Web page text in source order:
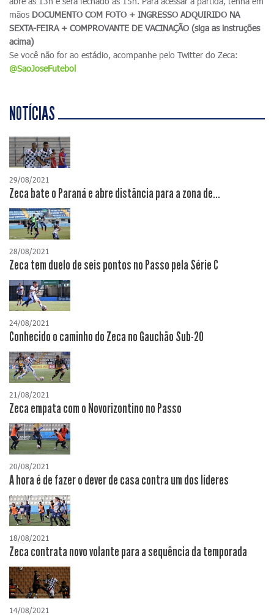
mãos DOCUMENTO COM FOTO + INGRESSO ADQUIRIDO NA
SEXTA-FEIRA + COMPROVANTE DE VACINAÇÃO (siga as instruções
acima)
Se você não for ao estádio, acompanhe pelo Twitter do Zeca:
@SaoJoseFutebol
NOTÍCIAS
29/08/2021
Zeca bate o Paraná e abre distância para a zona de...
28/08/2021
Zeca tem duelo de seis pontos no Passo pela Série C
24/08/2021
Conhecido o caminho do Zeca no Gauchão Sub-20
21/08/2021
Zeca empata com o Novorizontino no Passo
20/08/2021
A hora é de fazer o dever de casa contra um dos líderes
18/08/2021
Zeca contrata novo volante para a sequência da temporada
14/08/2021